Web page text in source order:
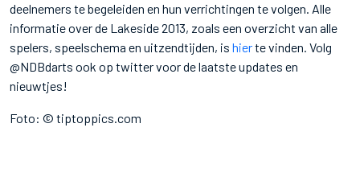
deelnemers te begeleiden en hun verrichtingen te volgen. Alle
informatie over de Lakeside 2013, zoals een overzicht van alle
spelers, speelschema en uitzendtijden, is hierte vinden. Volg
@NDBdarts ook op twitter voor de laatste updates en
nieuwtjes!
Foto: © tiptoppics.com